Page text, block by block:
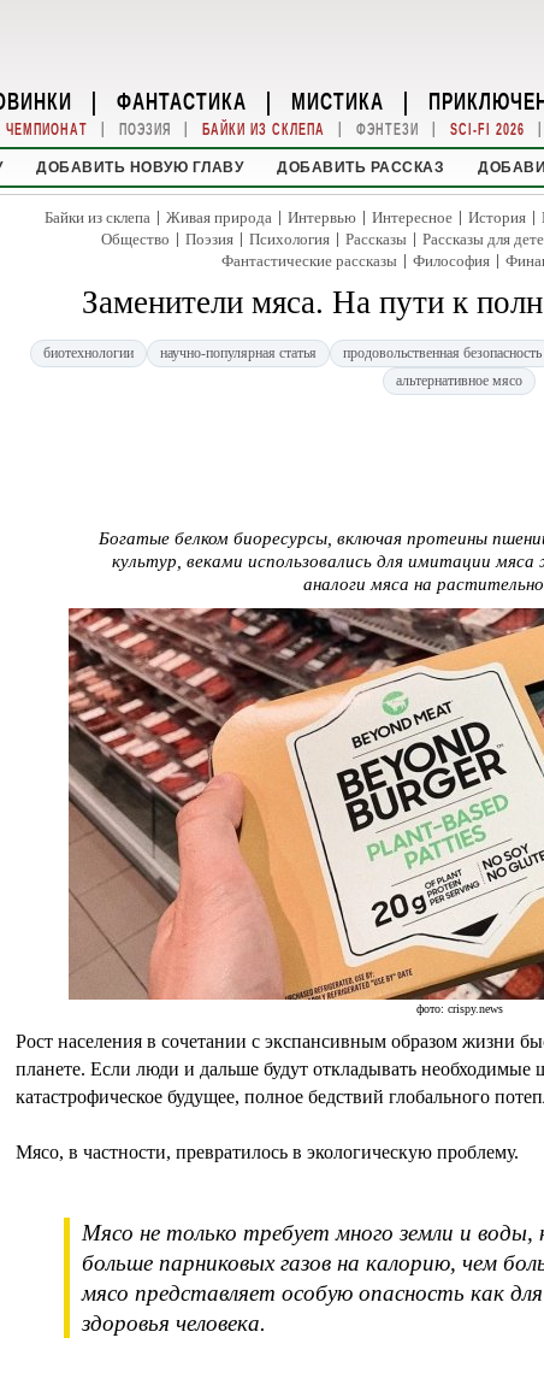
| ФАНТАСТИКА | МИСТИКА |
ЧЕМПИОНАТ | ПОЭЗИЯ | БАЙКИ ИЗ СКЛЕПА | ФЭНТЕЗИ | SCI-FI 2026 |
ДОБАВИТЬ НОВУЮ ГЛАВУ ДОБАВИТЬ РАССКАЗ
Байки из склепа | Живая природа | Интервью | Интересное | История |
Общество | Поэзия | Психология | Рассказы | Рассказы для
Фантастические рассказы | Философия |
Заменители мяса. На пути к
биотехнологии научно-популярная статья продовольственная безопасность
альтернативное мясо
Богатые белком биоресурсы, включая протеины
культур, веками использовались для имитации
аналоги мяса на
фото: crispy.news
Рост населения в сочетании с экспансивным образом жизни
планете. Если люди и дальше будут откладывать необходимые
катастрофическое будущее, полное бедствий глобального
Мясо, в частности, превратилось в экологическую проблему.
Мясо не только требует много земли и воды,
больше парниковых газов на калорию, чем
мясо представляет особую опасность как
здоровья человека.